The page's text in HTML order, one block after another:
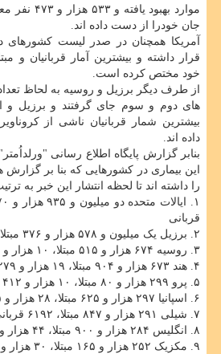
موارد
جان خودرا از دست داده اند.
قرار داشته و بیشترین آمار قربانیان و
خود مختص کرده است.
از طرف دیگر برزیل و روسیه به لحاظ تعداد
های دوم و سوم جای گرفتند و برزیل و
بیشترین شمار قربانیان ناشی از
داده اند.
بنابر گزارش پایگاه اطلاع رسانی
این بیماری در کشورهایی که بنا بر گزارش
را داشته اند تا لحظه انتشار این خبر به
قربانی
۲. برزیل یک میلیون و ۵۷۸ هزار و ۳۷۶ مبتلا، ۶۴ هزار و ۳۶۵ قربانی
۳. روسیه ۶۷۴ هزار و ۵۱۵ مبتلا، ۱۰ هزار و ۲۷ قربانی
۴. هند ۶۷۳ هزار و ۹۰۴ مبتلا، ۱۹ هزار و ۲۷۹ قربانی
۵. پرو ۲۹۹ هزار و ۸۰ مبتلا، ۱۰ هزار و ۴۱۲ قربانی
۶. اسپانیا ۲۹۷ هزار و ۶۲۵ مبتلا، ۲۸ هزار و ۳۸۵ قربانی
۷. شیلی ۲۹۱ هزار و ۸۴۷ مبتلا، ۶۱۹۲ قربانی
۸. انگلیس ۲۸۴ هزار و ۹۰۰ مبتلا، ۴۴ هزار و ۱۹۸ قربانی
۹. مکزیک ۲۵۲ هزار و ۱۶۵ مبتلا، ۳۰ هزار و ۳۶۶ قربانی